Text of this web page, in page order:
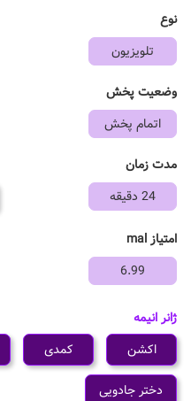
نوع
تلویزیون
وضعیت پخش
اتمام پخش
مدت زمان
24 دقیقه
امتیاز mal
6.99
ژانر انیمه
اکشن
کمدی
دختر جادویی